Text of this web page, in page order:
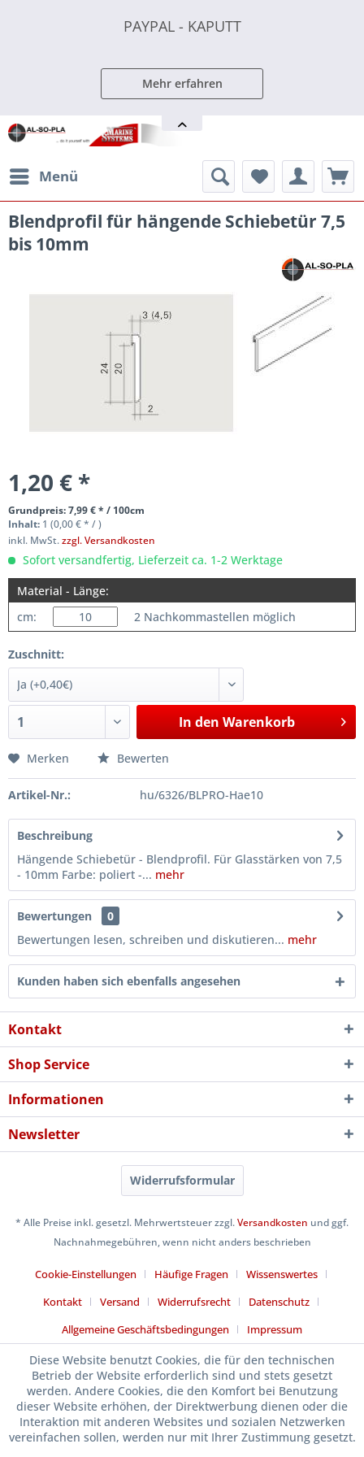
PAYPAL - KAPUTT
Mehr erfahren
Menü
Blendprofil für hängende Schiebetür 7,5
bis 10mm
1,20 € *
Grundpreis: 7,99 € * / 100cm
Inhalt: 1 (0,00 € * / )
inkl. MwSt.zzgl. Versandkosten
Sofort versandfertig, Lieferzeit ca. 1-2 Werktage
Material - Länge:
cm:
2 Nachkommastellen möglich
Zuschnitt:
In den Warenkorb
Merken Bewerten
Artikel-Nr.: hu/6326/BLPRO-Hae10
Beschreibung
Hängende Schiebetür - Blendprofil. Für Glasstärken von 7,5
- 10mm Farbe: poliert -... mehr
Bewertungen
0
Bewertungen lesen, schreiben und diskutieren... mehr
Kunden haben sich ebenfalls angesehen
Kontakt
Shop Service
Informationen
Newsletter
Widerrufsformular
* Alle Preise inkl. gesetzl. Mehrwertsteuer zzgl.Versandkosten und ggf.
Nachnahmegebühren, wenn nicht anders beschrieben
Cookie-Einstellungen Häufige Fragen
Wissenswertes
Kontakt
Versand Widerrufsrecht
Datenschutz
Allgemeine Geschäftsbedingungen
Impressum
Diese Website benutzt Cookies, die für den technischen
Betrieb der Website erforderlich sind und stets gesetzt
werden. Andere Cookies, die den Komfort bei Benutzung
dieser Website erhöhen, der Direktwerbung dienen oder die
Interaktion mit anderen Websites und sozialen Netzwerken
vereinfachen sollen, werden nur mit Ihrer Zustimmung gesetzt.